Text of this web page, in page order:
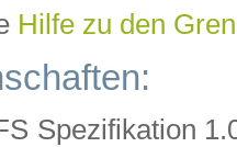
Hilfe zu den
Spezifikation